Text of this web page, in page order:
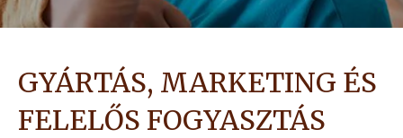
GYÁRTÁS, MARKETING ÉS
FELELŐS FOGYASZTÁS